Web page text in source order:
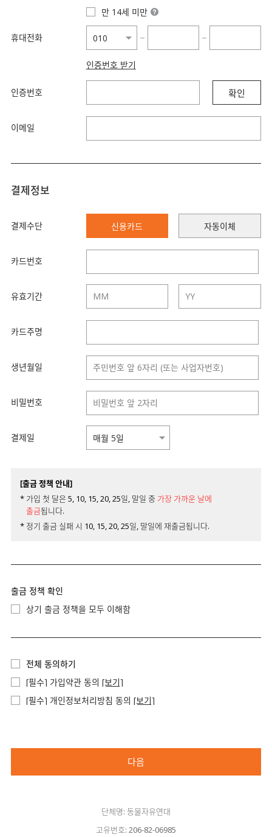
만 14세 미만
휴대전화 − −
인증번호 받기
인증번호 확인
이메일
결제정보
결제수단 신용카드 자동이체
카드번호
유효기간
카드주명
생년월일
비밀번호
결제일
[출금 정책 안내]
* 가입 첫 달은 5, 10, 15, 20, 25일, 말일 중 가장 가까운 날에
출금됩니다.
* 정기 출금 실패 시 10, 15, 20, 25일, 말일에 재출금됩니다.
출금 정책 확인
상기 출금 정책을 모두 이해함
전체 동의하기
[필수] 가입약관 동의 [보기]
[필수] 개인정보처리방침 동의 [보기]
다음
단체명: 동물자유연대
고유번호: 206-82-06985